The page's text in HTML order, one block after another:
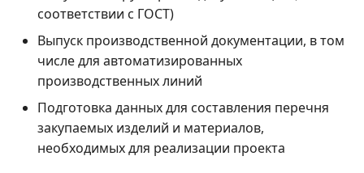
соответствии с ГОСТ)
Выпуск производственной документации, в том
числе для автоматизированных
производственных линий
Подготовка данных для составления перечня
закупаемых изделий и материалов,
необходимых для реализации проекта